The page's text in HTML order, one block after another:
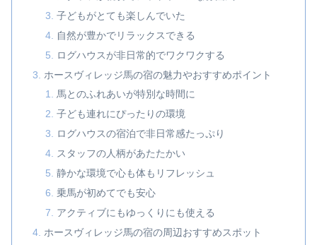
子どもがとても楽しんでいた
自然が豊かでリラックスできる
ログハウスが非日常的でワクワクする
ホースヴィレッジ馬の宿の魅力やおすすめポイント
馬とのふれあいが特別な時間に
子ども連れにぴったりの環境
ログハウスの宿泊で非日常感たっぷり
スタッフの人柄があたたかい
静かな環境で心も体もリフレッシュ
乗馬が初めてでも安心
アクティブにもゆっくりにも使える
ホースヴィレッジ馬の宿の周辺おすすめスポット